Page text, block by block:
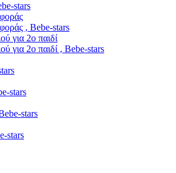
stars
, Bebe-stars
για 2ο παιδί
για 2ο παιδί , Bebe-stars
stars
stars
stars